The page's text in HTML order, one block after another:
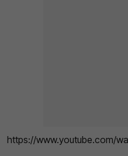
https://www.youtube.com/